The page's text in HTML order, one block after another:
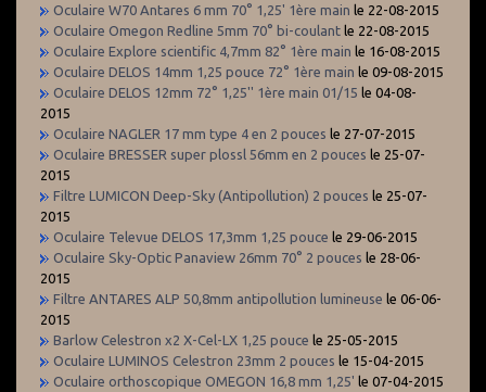
Oculaire W70 Antares 6 mm 70° 1,25' 1ère main le 22-08-2015
Oculaire Omegon Redline 5mm 70° bi-coulant le 22-08-2015
Oculaire Explore scientific 4,7mm 82° 1ère main le 16-08-2015
Oculaire DELOS 14mm 1,25 pouce 72° 1ère main le 09-08-2015
Oculaire DELOS 12mm 72° 1,25'' 1ère main 01/15 le 04-08-
2015
Oculaire NAGLER 17 mm type 4 en 2 pouces le 27-07-2015
Oculaire BRESSER super plossl 56mm en 2 pouces le 25-07-
2015
Filtre LUMICON Deep-Sky (Antipollution) 2 pouces le 25-07-
2015
Oculaire Televue DELOS 17,3mm 1,25 pouce le 29-06-2015
Oculaire Sky-Optic Panaview 26mm 70° 2 pouces le 28-06-
2015
Filtre ANTARES ALP 50,8mm antipollution lumineuse le 06-06-
2015
Barlow Celestron x2 X-Cel-LX 1,25 pouce le 25-05-2015
Oculaire LUMINOS Celestron 23mm 2 pouces le 15-04-2015
Oculaire orthoscopique OMEGON 16,8 mm 1,25' le 07-04-2015